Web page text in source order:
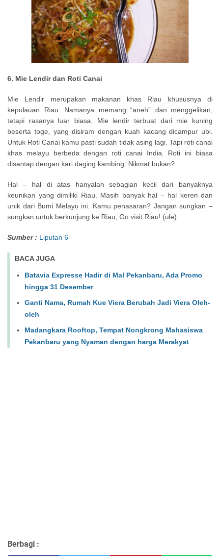
6. Mie Lendir dan Roti Canai
Mie Lendir merupakan makanan khas Riau khususnya di
kepulauan Riau. Namanya memang “aneh” dan menggelikan,
tetapi rasanya luar biasa. Mie lendir terbuat dari mie kuning
beserta toge, yang disiram dengan kuah kacang dicampur ubi.
Untuk Roti Canai kamu pasti sudah tidak asing lagi. Tapi roti canai
khas melayu berbeda dengan roti canai India. Roti ini biasa
disantap dengan kari daging kambing. Nikmat bukan?
Hal – hal di atas hanyalah sebagian kecil dari banyaknya
keunikan yang dimiliki Riau. Masih banyak hal – hal keren dan
unik dari Bumi Melayu ini. Kamu penasaran? Jangan sungkan –
sungkan untuk berkunjung ke Riau, Go visit Riau! (ule)
Sumber : Liputan 6
BACA JUGA
Batavia Expresse Hadir di Mal Pekanbaru, Ada Promo
hingga 31 Desember
Ganti Nama, Rumah Kue Viera Berubah Jadi Viera Oleh-
oleh
Madangkara Rooftop, Tempat Nongkrong Mahasiswa
Pekanbaru yang Nyaman dengan harga Merakyat
Berbagi :